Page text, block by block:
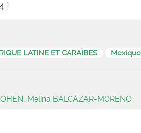
]
LATINE ET CARAÏBES Mexique
Melina BALCAZAR-MORENO